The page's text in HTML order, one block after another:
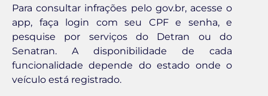
Para consultar infrações pelo gov.br, acesse o
app, faça login com seu CPF e senha, e
pesquise por serviços do Detran ou do
Senatran. A disponibilidade de cada
funcionalidade depende do estado onde o
veículo está registrado.